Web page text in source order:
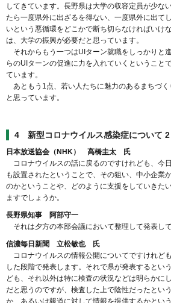
してきています。長野県は大学の収容定員が少な
たら一度県外に出ざるを得ない、一度県外に出て
いという悪循環をどこかで断ち切らなければいけ
は、大学の振興が必要だと思っています。
それからもう一つはUIターン就職をしっかりと
らのUIターンの促進に力を入れていくということ
ています。
あともう1点、若い人たちに魅力のあるまちづ
と思っています。
4 新型コロナウイルス感染症について 2
日本放送協会（NHK） 高橋圭太 氏
コロナウイルスの話に戻るのですけれども、今
も設置されたということで、その狙い、中小企業
のかということや、どのように支援をしていきた
ますでしょうか。
長野県知事 阿部守一
それは夕方の本部会議において整理して発表し
信濃毎日新聞 立松敏也 氏
コロナウイルスの情報公開についてですけれど
した段階で発表します。それで県が発表するとい
ども、それ以外は特に検査の状況などは明らかに
だと思うのですが、検査した上で陰性だったとい
か、あるいは報道に対して情報を提供するかとい